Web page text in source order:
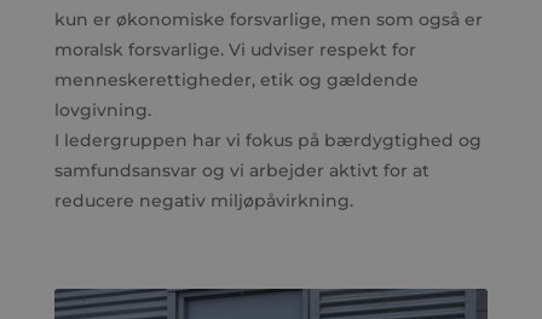
kun er økonomiske forsvarlige, men som også er
moralsk forsvarlige. Vi udviser respekt for
menneskerettigheder, etik og gældende
lovgivning.
I ledergruppen har vi fokus på bærdygtighed og
samfundsansvar og vi arbejder aktivt for at
reducere negativ miljøpåvirkning.